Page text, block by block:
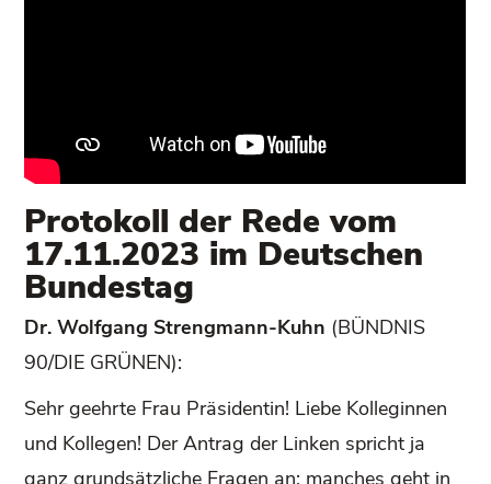
Protokoll der Rede vom
17.11.2023 im Deutschen
Bundestag
Dr. Wolfgang Strengmann-Kuhn (BÜNDNIS
90/DIE GRÜNEN):
Sehr geehrte Frau Präsidentin! Liebe Kolleginnen
und Kollegen! Der Antrag der Linken spricht ja
ganz grundsätzliche Fragen an; manches geht in